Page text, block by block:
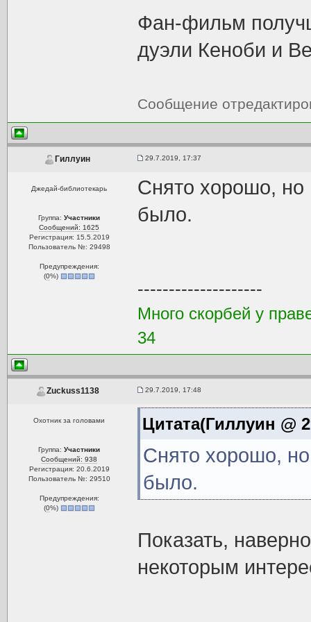
Фан-фильм
дуэли Кеноби и
Сообщение
Гиллуин 29.7.2019, 17:37
Джедай-библиотекарь
Группа:Участники
Сообщений: 1625
Регистрация: 15.5.2019
Пользователь №: 29498
Предупреждения:
(0%)
Снято хорошо, но
было.
--------------------
Много скорбей у
34
Zuckuss1138 29.7.2019, 17:48
Охотник за головами
Группа:Участники
Сообщений: 938
Регистрация: 20.6.2019
Пользователь №: 29510
Предупреждения:
(0%)
Цитата(Гиллуин @
Снято хорошо, но
было.
Показать,
некоторым